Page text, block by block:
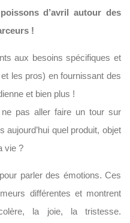
d’avril autour des
!
aux besoins spécifiques et
les pros) en fournissant des
et bien plus !
pas aller faire un tour sur
aujourd’hui quel produit, objet
vie ?
parler des émotions. Ces
différentes et montrent
la joie, la tristesse.